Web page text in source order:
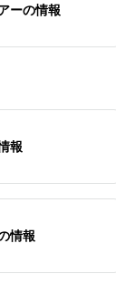
ーの情報
報
情報